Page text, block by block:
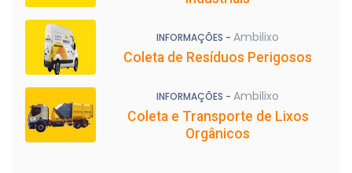
INFORMAÇÕES - Ambilixo
Coleta de Resíduos Perigosos
INFORMAÇÕES - Ambilixo
Coleta e Transporte de Lixos
Orgânicos